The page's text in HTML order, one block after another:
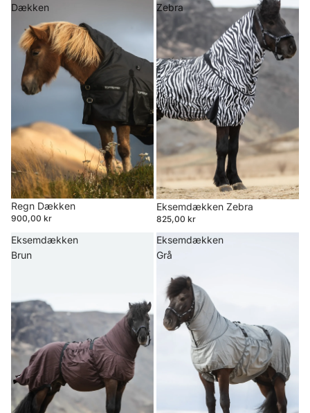
Dækken
Regn Dækken
900,00 kr
Zebra
Eksemdækken Zebra
825,00 kr
Eksemdækken
Brun
Eksemdækken
Grå